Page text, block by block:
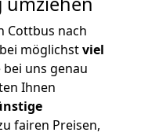
Cottbus nach
möglichstviel
bei uns genau
Ihnen
fairen Preisen,